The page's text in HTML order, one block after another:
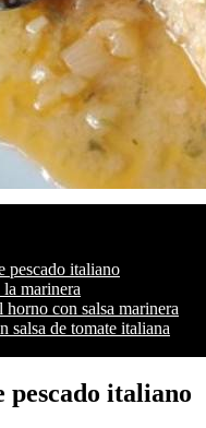
pescado italiano
la marinera
horno con salsa marinera
salsa de tomate italiana
pescado italiano